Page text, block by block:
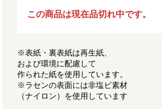
この商品は現在品切れ中です。
※表紙・裏表紙は再生紙、
および環境に配慮して
作られた紙を使用しています。
※ラセンの表面には非塩ビ素材
（ナイロン）を使用しています